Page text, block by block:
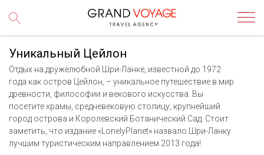
Уникальный Цейлон
Отдых на дружелюбной Шри-Ланке, известной до 1972
года как остров Цейлон, – уникальное путешествие в мир
древности, философии и векового искусства. Вы
посетите храмы, средневековую столицу, крупнейший
город острова и Королевский Ботанический Сад. Стоит
заметить, что издание «LonelyPlanet» назвало Шри-Ланку
лучшим туристическим направлением 2013 года!